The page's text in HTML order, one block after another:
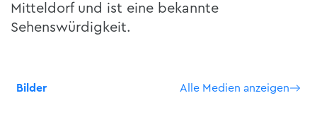
Mitteldorf und ist eine bekannte
Sehenswürdigkeit.
Bilder Alle Medien anzeigen